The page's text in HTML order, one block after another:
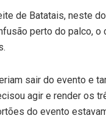
de Batatais, neste
perto do palco,
sair do evento e
agir e render os
do evento